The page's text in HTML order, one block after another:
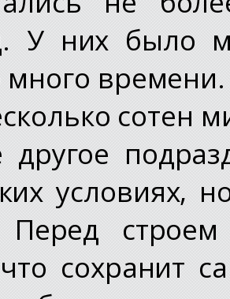
У них было
много
сотен
условиях,
Перед
сохранит